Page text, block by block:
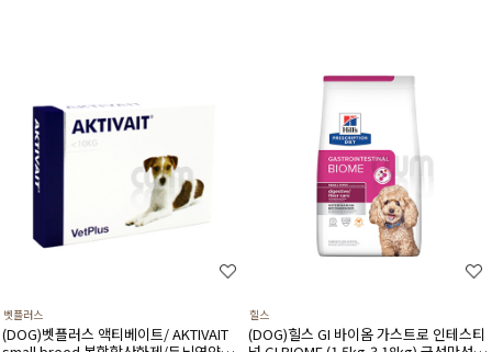
벳플러스
(DOG)벳플러스 액티베이트/ AKTIVAIT
힐스
(DOG)힐스 GI 바이옴­ 가스트로 인테스티